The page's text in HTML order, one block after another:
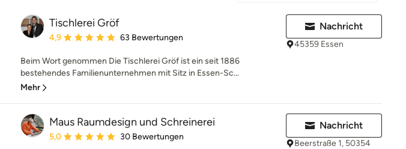
Tischlerei Gröf
Durchschnittliche Bewertung: 4.9 von 5 Sternen
4,9 63 Bewertungen
Beim Wort genommen Die Tischlerei Gröf ist ein seit 1886
bestehendes Familienunternehmen mit Sitz in Essen-Sc...
Mehr
Nachricht
45359 Essen
Maus Raumdesign und Schreinerei
Durchschnittliche Bewertung: 5 von 5 Sternen
5,0 30 Bewertungen
Nachricht
Beerstraße 1, 50354